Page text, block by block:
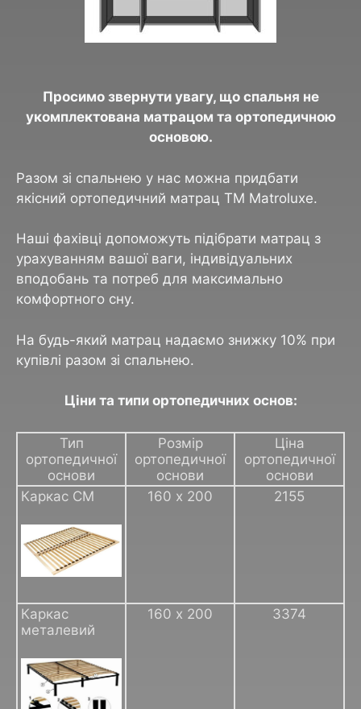
Просимо звернути увагу, що спальня не
укомплектована матрацом та ортопедичною
основою.
Разом зі спальнею у нас можна придбати
якісний ортопедичний матрац ТМ Matroluxe.
Наші фахівці допоможуть підібрати матрац з
урахуванням вашої ваги, індивідуальних
вподобань та потреб для максимально
комфортного сну.
На будь-який матрац надаємо знижку 10% при
купівлі разом зі спальнею.
Ціни та типи ортопедичних основ:
Тип
ортопедичної
основи
Розмір
ортопедичної
основи
Ціна
ортопедичної
основи
Каркас СМ
160 х 200 2155
Каркас
металевий
160 х 200 3374